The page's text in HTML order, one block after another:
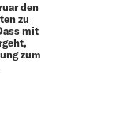
den
zu
mit
zum